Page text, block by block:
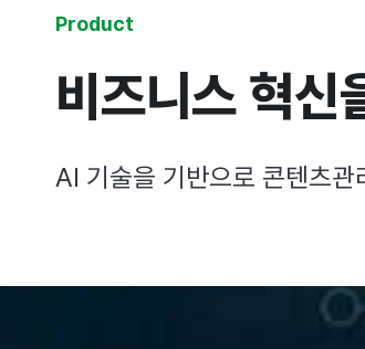
Product
비즈니스 혁신
AI 기술을 기반으로 콘텐츠